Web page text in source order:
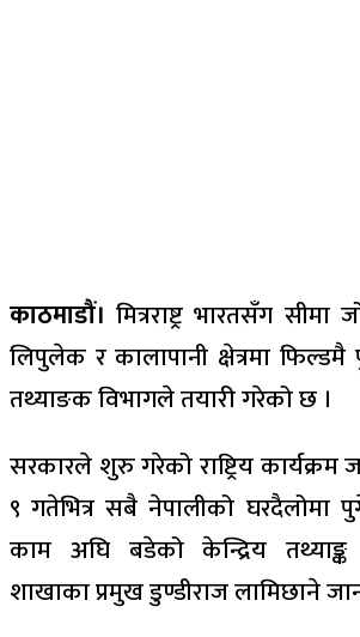
काठमाडौं। मित्रराष्ट्र भारतसँग सीमा
लिपुलेक र कालापानी क्षेत्रमा
तथ्याङक विभागले तयारी गरेको छ ।
सरकारले शुरु गरेको राष्ट्रिय
९ गतेभित्र सबै नेपालीको घरदैलोमा
काम अघि बडेको केन्द्रिय
शाखाका प्रमुख डुण्डीराज लामिछाने